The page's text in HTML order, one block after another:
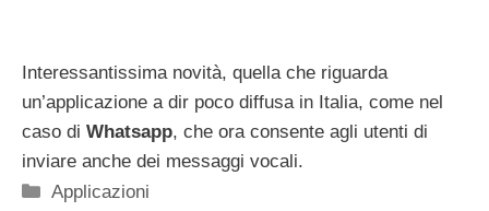
Interessantissima novità, quella che riguarda
un’applicazione a dir poco diffusa in Italia, come nel
caso di Whatsapp, che ora consente agli utenti di
inviare anche dei messaggi vocali.
Categorie
Applicazioni